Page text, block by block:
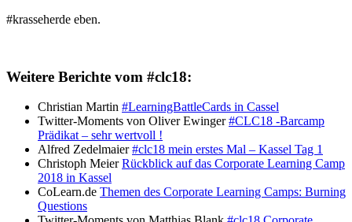
#krasseherde eben.
Weitere Berichte vom #clc18:
Christian Martin #LearningBattleCards in Cassel
Twitter-Moments von Oliver Ewinger#CLC18 -Barcamp
Prädikat – sehr wertvoll !
Alfred Zedelmaier#clc18 mein erstes Mal – Kassel Tag 1
Christoph MeierRückblick auf das Corporate Learning Camp
2018 in Kassel
CoLearn.de Themen des Corporate Learning Camps: Burning
Questions